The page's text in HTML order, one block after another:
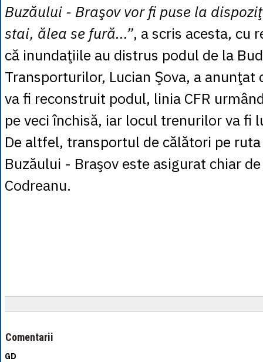
Buzăului - Braşov vor fi puse la
stai, ălea se fură...”, a scris acesta, cu
că inundaţiile au distrus podul de la
Transporturilor, Lucian Şova, a anunţat
va fi reconstruit podul, linia CFR
pe veci închisă, iar locul trenurilor va fi
De altfel, transportul de călători pe
Buzăului - Braşov este asigurat chiar
Codreanu.
Comentarii
GD